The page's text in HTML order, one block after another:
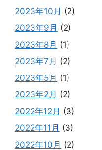
2023年10月 (2)
2023年9月 (2)
2023年8月 (1)
2023年7月 (2)
2023年5月 (1)
2023年2月 (2)
2022年12月 (3)
2022年11月 (3)
2022年10月 (2)